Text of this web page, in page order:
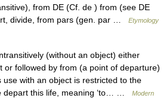
from DE (Cf. de ) from (see DE
divide, from pars (gen. par …
Etymology
(without an object) either
or followed by from (a point of departure)
with an object is restricted to the
depart this life, meaning ‘to… …
Modern